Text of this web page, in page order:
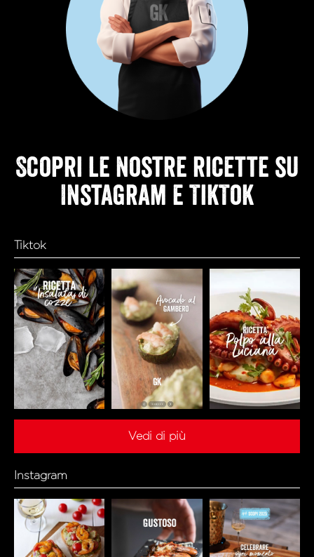
Scopri le nostre ricette su
Instagram e TikTok
Tiktok
Vedi di più
Instagram